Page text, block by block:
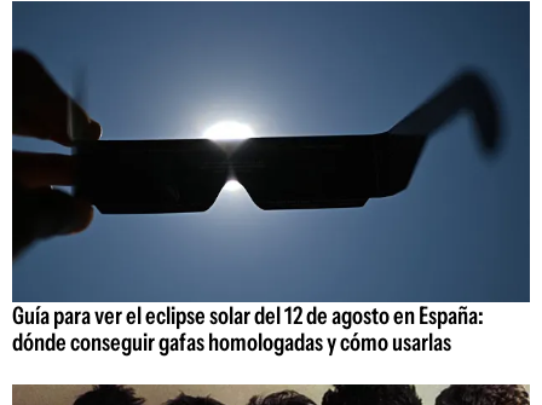
Guía para ver el eclipse solar del 12 de agosto en España:
dónde conseguir gafas homologadas y cómo usarlas